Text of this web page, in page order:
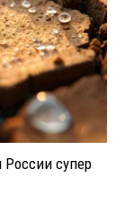
супер